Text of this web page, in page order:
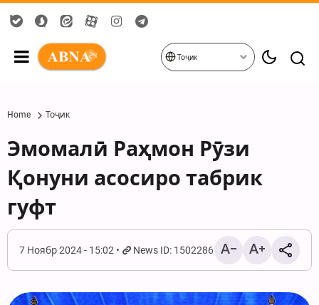
Тоҷик
Home Тоҷик
Эмомалӣ Раҳмон Рӯзи
Қонуни асосиро табрик
гуфт
7 Ноябр 2024 - 15:02 News ID: 1502286